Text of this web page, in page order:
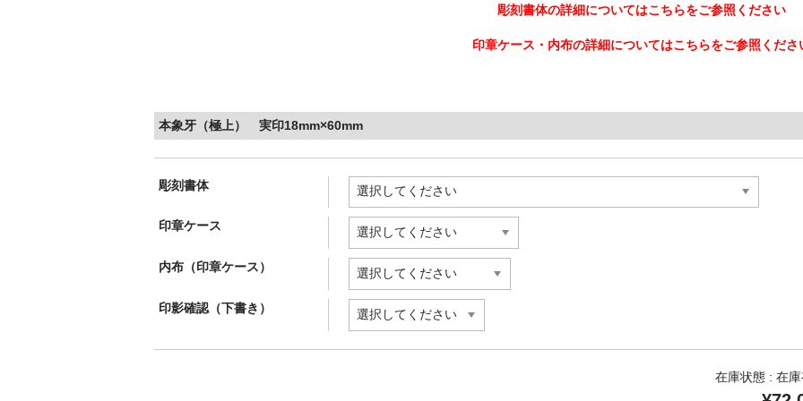
彫刻書体の詳細についてはこちらをご参照ください
印章ケース・内布の詳細についてはこちらをご参照くださ
本象牙（極上） 実印18mm×60mm
彫刻書体
印章ケース
内布（印章ケース）
印影確認（下書き）
在庫状態 : 在庫